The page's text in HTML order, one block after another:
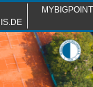
MYBIGPOINT